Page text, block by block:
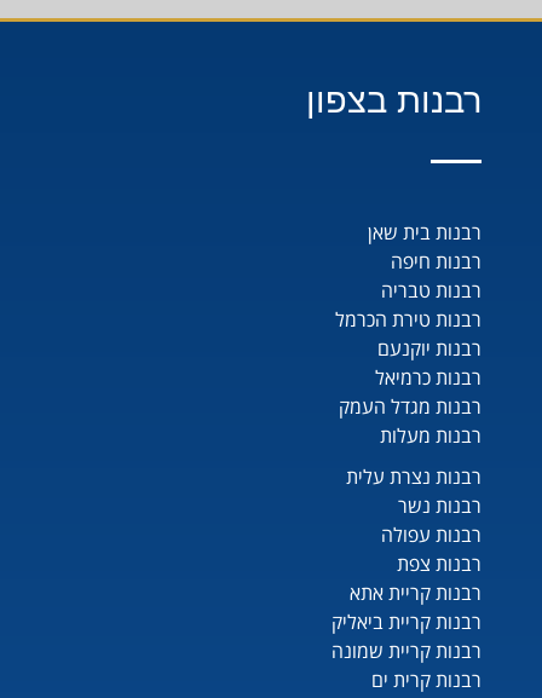
רבנות בצפון
רבנות בית שאן
רבנות חיפה
רבנות טבריה
רבנות טירת הכרמל
רבנות יוקנעם
רבנות כרמיאל
רבנות מגדל העמק
רבנות מעלות
רבנות נצרת עלית
רבנות נשר
רבנות עפולה
רבנות צפת
רבנות קריית אתא
רבנות קריית ביאליק
רבנות קריית שמונה
רבנות קרית ים